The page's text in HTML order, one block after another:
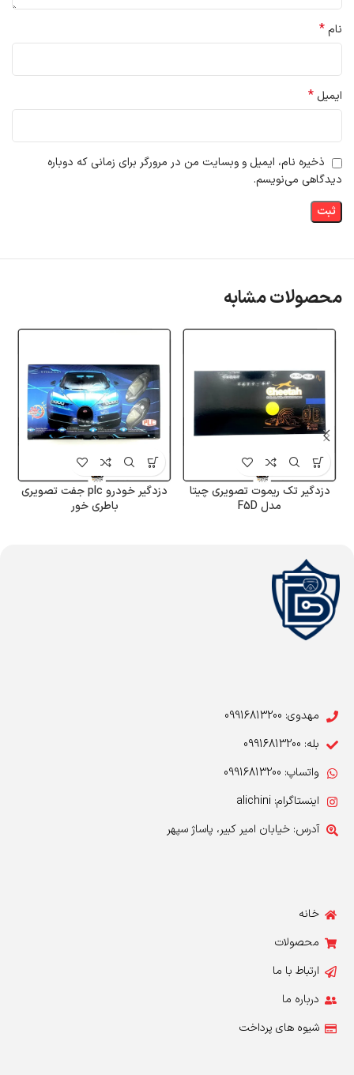
نام*
ایمیل *
ذخیره نام، ایمیل و وبسایت من در مرورگر برای زمانی که دوباره
دیدگاهی می‌نویسم.
محصولات مشابه
دزدگیر تک ریموت تصویری چیتا
مدل F5D
دزدگیر خودرو plc جفت تصویری
باطری خور
مهدوی: 09916813200
بله: 09916813200
واتساپ: 09916813200
اینستاگرام: alichini
آدرس: خیابان امیر کبیر، پاساژ سپهر
خانه
محصولات
ارتباط با ما
درباره ما
شیوه های پرداخت